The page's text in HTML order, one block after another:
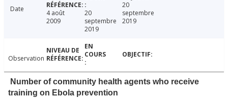
Date
4 août
2009
20
septembre
2019
20
septembre
2019
Observation
Number of community health agents who receive
training on Ebola prevention